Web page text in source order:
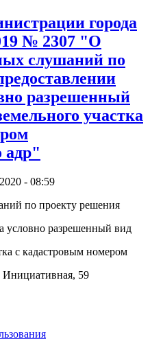
города
№ 2307 "О
слушаний по
разрешенный
участка
адр"
- 08:59
по проекту решения
условно разрешенный вид
с кадастровым номером
Инициативная, 59